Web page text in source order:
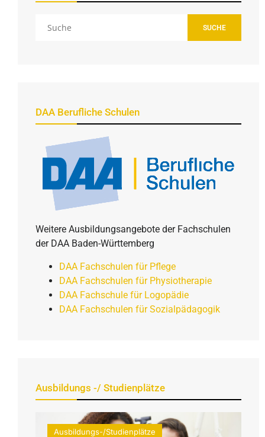
SUCHE
DAA Berufliche Schulen
Weitere Ausbildungsangebote der Fachschulen
der DAA Baden-Württemberg
DAA Fachschulen für Pflege
DAA Fachschulen für Physiotherapie
DAA Fachschule für Logopädie
DAA Fachschulen für Sozialpädagogik
Ausbildungs -/ Studienplätze
Ausbildungs-/Studienplätze